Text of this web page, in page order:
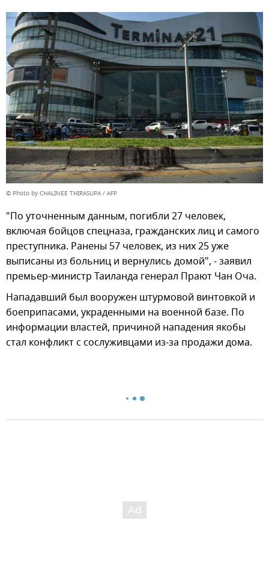
© Photo by CHALINEE THIRASUPA / AFP
"По уточненным данным, погибли 27 человек,
включая бойцов спецназа, гражданских лиц и самого
преступника. Ранены 57 человек, из них 25 уже
выписаны из больниц и вернулись домой", - заявил
премьер-министр Таиланда генерал Прают Чан Оча.
Нападавший был вооружен штурмовой винтовкой и
боеприпасами, украденными на военной базе. По
информации властей, причиной нападения якобы
стал конфликт с сослуживцами из-за продажи дома.